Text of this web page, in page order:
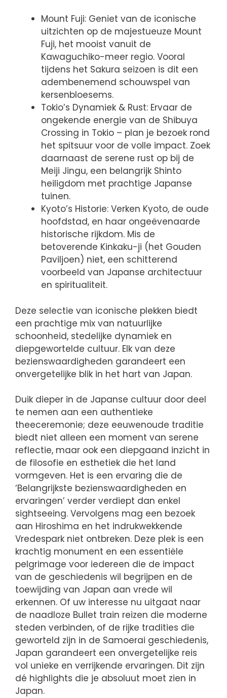
Mount Fuji: Geniet van de iconische
uitzichten op de majestueuze Mount
Fuji, het mooist vanuit de
Kawaguchiko-meer regio. Vooral
tijdens het Sakura seizoen is dit een
adembenemend schouwspel van
kersenbloesems.
Tokio’s Dynamiek & Rust: Ervaar de
ongekende energie van de Shibuya
Crossing in Tokio – plan je bezoek rond
het spitsuur voor de volle impact. Zoek
daarnaast de serene rust op bij de
Meiji Jingu, een belangrijk Shinto
heiligdom met prachtige Japanse
tuinen.
Kyoto’s Historie: Verken Kyoto, de oude
hoofdstad, en haar ongeëvenaarde
historische rijkdom. Mis de
betoverende Kinkaku-ji (het Gouden
Paviljoen) niet, een schitterend
voorbeeld van Japanse architectuur
en spiritualiteit.
Deze selectie van iconische plekken biedt
een prachtige mix van natuurlijke
schoonheid, stedelijke dynamiek en
diepgewortelde cultuur. Elk van deze
bezienswaardigheden garandeert een
onvergetelijke blik in het hart van Japan.
Duik dieper in de Japanse cultuur door deel
te nemen aan een authentieke
theeceremonie; deze eeuwenoude traditie
biedt niet alleen een moment van serene
reflectie, maar ook een diepgaand inzicht in
de filosofie en esthetiek die het land
vormgeven. Het is een ervaring die de
‘Belangrijkste bezienswaardigheden en
ervaringen’ verder verdiept dan enkel
sightseeing. Vervolgens mag een bezoek
aan Hiroshima en het indrukwekkende
Vredespark niet ontbreken. Deze plek is een
krachtig monument en een essentiële
pelgrimage voor iedereen die de impact
van de geschiedenis wil begrijpen en de
toewijding van Japan aan vrede wil
erkennen. Of uw interesse nu uitgaat naar
de naadloze Bullet train reizen die moderne
steden verbinden, of de rijke tradities die
geworteld zijn in de Samoerai geschiedenis,
Japan garandeert een onvergetelijke reis
vol unieke en verrijkende ervaringen. Dit zijn
dé highlights die je absoluut moet zien in
Japan.